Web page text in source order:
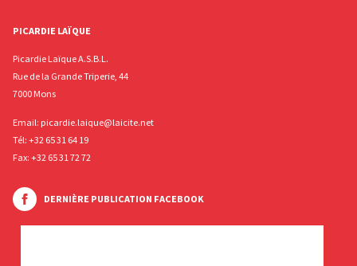
PICARDIE LAÏQUE
Picardie Laïque A.S.B.L.
Rue de la Grande Triperie, 44
7000 Mons
Email: picardie.laique@laicite.net
Tél: +32 65 31 64 19
Fax: +32 65 31 72 72
DERNIÈRE PUBLICATION FACEBOOK